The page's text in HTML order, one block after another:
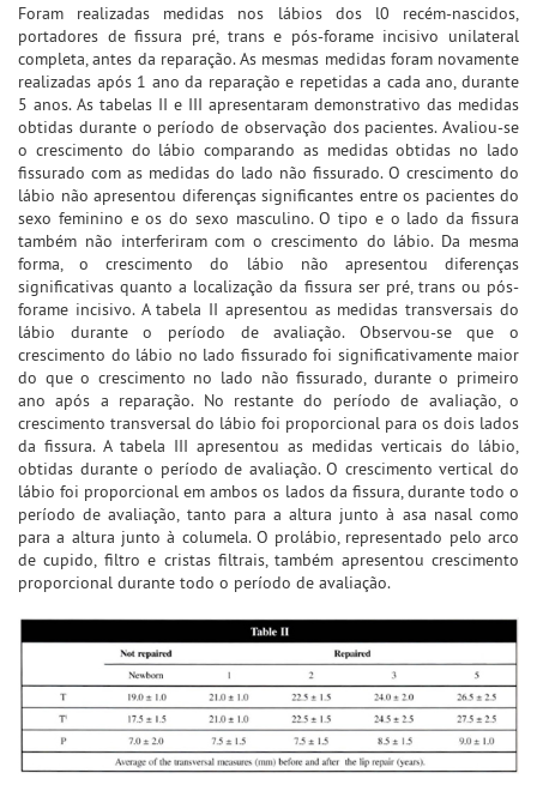
Foram realizadas medidas nos lábios dos l0 recém-nascidos,
portadores de fissura pré, trans e pós-forame incisivo unilateral
completa, antes da reparação. As mesmas medidas foram novamente
realizadas após 1 ano da reparação e repetidas a cada ano, durante
5 anos. As tabelas II e III apresentaram demonstrativo das medidas
obtidas durante o período de observação dos pacientes. Avaliou-se
o crescimento do lábio comparando as medidas obtidas no lado
fissurado com as medidas do lado não fissurado. O crescimento do
lábio não apresentou diferenças significantes entre os pacientes do
sexo feminino e os do sexo masculino. O tipo e o lado da fissura
também não interferiram com o crescimento do lábio. Da mesma
forma, o crescimento do lábio não apresentou diferenças
significativas quanto a localização da fissura ser pré, trans ou pós-
forame incisivo. A tabela II apresentou as medidas transversais do
lábio durante o período de avaliação. Observou-se que o
crescimento do lábio no lado fissurado foi significativamente maior
do que o crescimento no lado não fissurado, durante o primeiro
ano após a reparação. No restante do período de avaIiação, o
crescimento transversal do lábio foi proporcional para os dois lados
da fissura. A tabela III apresentou as medidas verticais do lábio,
obtidas durante o período de avaliação. O crescimento vertical do
lábio foi proporcional em ambos os lados da fissura, durante todo o
período de avaliação, tanto para a altura junto à asa nasal como
para a altura junto à columela. O prolábio, representado pelo arco
de cupido, filtro e cristas filtrais, também apresentou crescimento
proporcional durante todo o período de avaliação.